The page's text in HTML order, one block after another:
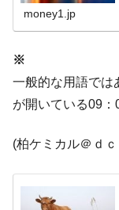
は韓国で『BYD
『Money1』
ドを掲げる「在韓
『Money1』
韓
ほぼ終わった」
『Money1』
韓
money1.jp
※
一般的な用語では
が開いている09：
(柏ケミカル＠ｄ